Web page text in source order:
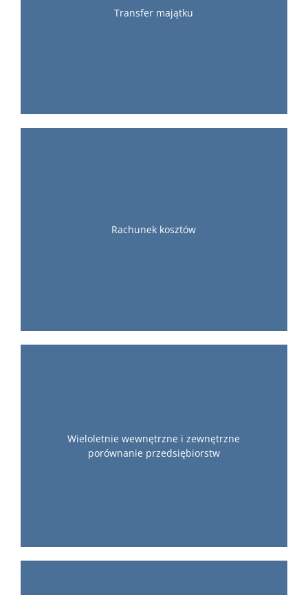
Transfer majątku
Rachunek kosztów
Wieloletnie wewnętrzne i zewnętrzne
porównanie przedsiębiorstw